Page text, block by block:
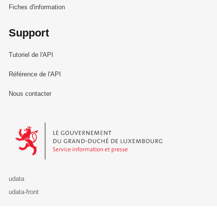
Fiches d'information
Support
Tutoriel de l'API
Référence de l'API
Nous contacter
Le Gouvernement du Grand-Duché de Luxembourg - Service
udata
udata-front